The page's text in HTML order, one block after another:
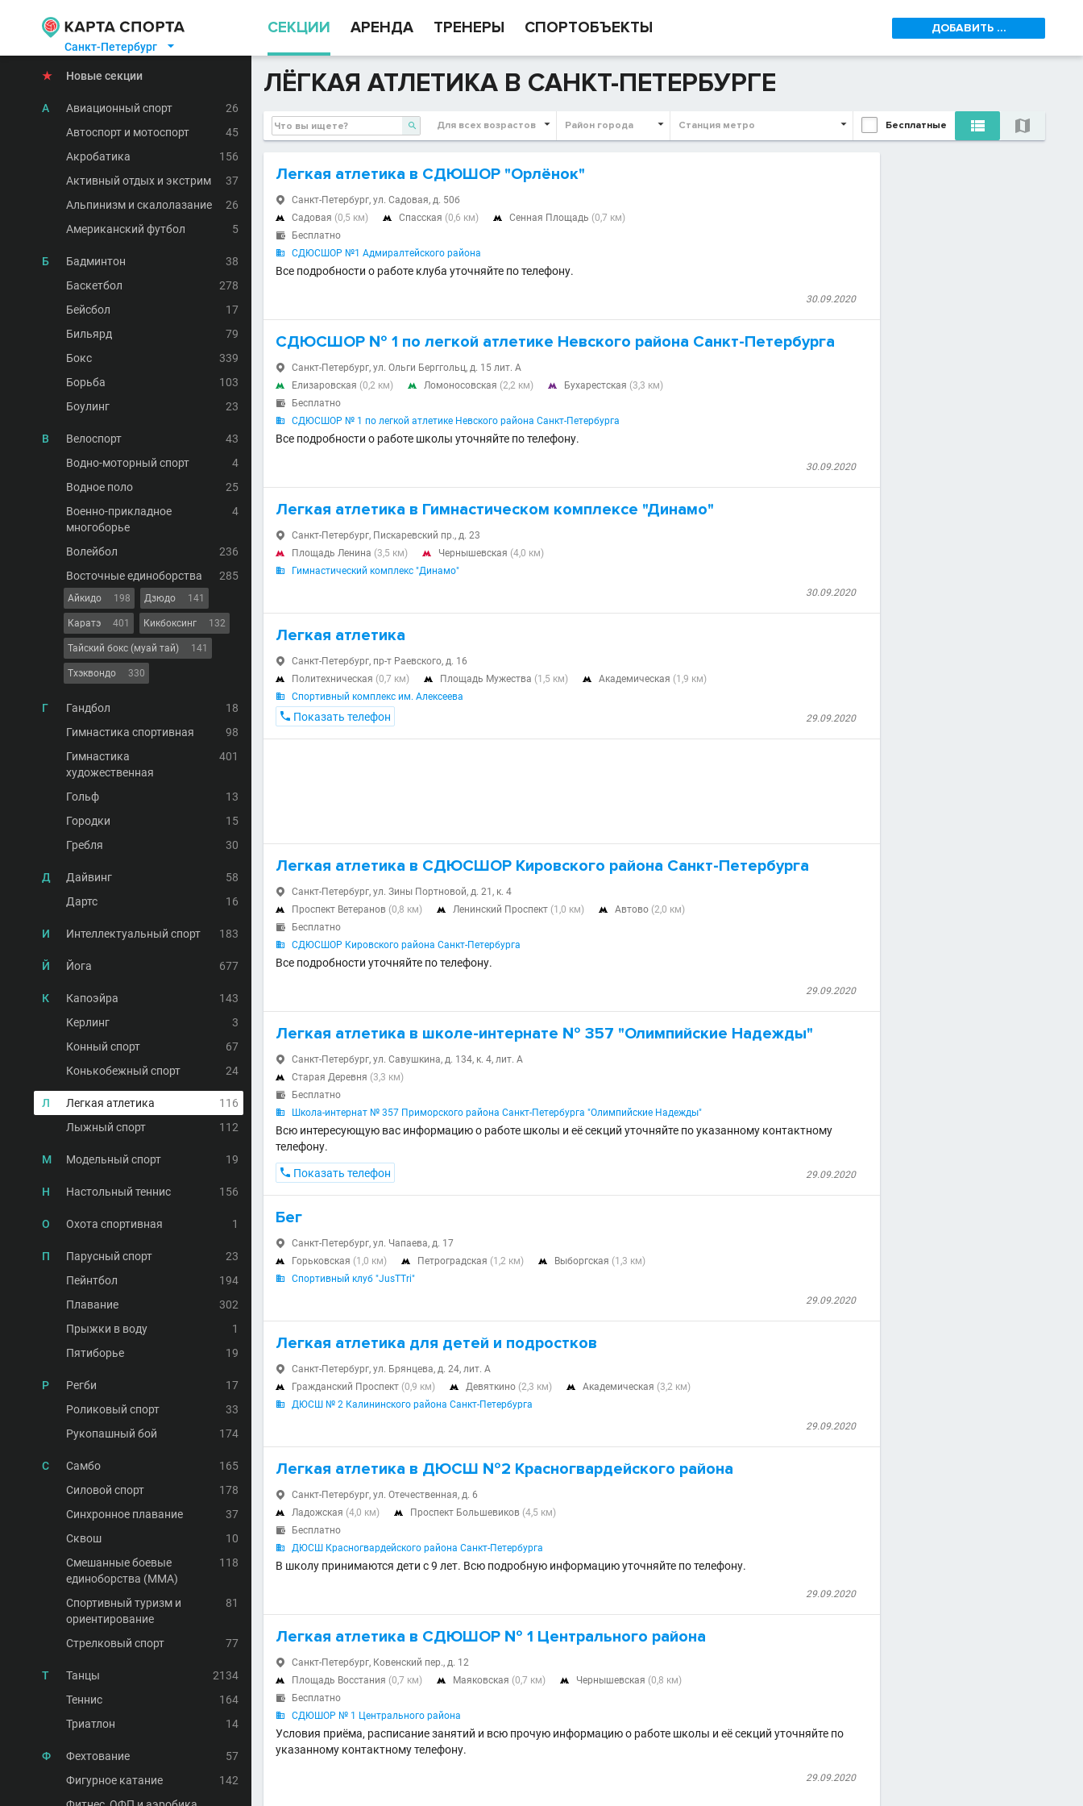
Санкт-Петербург 
СЕКЦИИ АРЕНДА ТРЕНЕРЫ СПОРТОБЪЕКТЫ ДОБАВИТЬ ...
★ Новые секции
А Авиационный спорт
26
Автоспорт и мотоспорт
45
Акробатика
156
Активный отдых и экстрим
37
Альпинизм и скалолазание
26
Американский футбол
5
Б Бадминтон
38
Баскетбол
278
Бейсбол
17
Бильярд
79
Бокс
339
Борьба
103
Боулинг
23
В Велоспорт
43
Водно-моторный спорт
4
Водное поло
25
Военно-прикладное
многоборье
4
Волейбол
236
Восточные единоборства
285
Айкидо 198 Дзюдо 141
Каратэ 401 Кикбоксинг 132
Тайский бокс (муай тай) 141
Тхэквондо 330
Г Гандбол
18
Гимнастика спортивная
98
Гимнастика
художественная
401
Гольф
13
Городки
15
Гребля
30
Д Дайвинг
58
Дартс
16
И Интеллектуальный спорт 183
Й Йога 677
К Капоэйра
143
Керлинг
3
Конный спорт
67
Конькобежный спорт
24
Л Легкая атлетика
116
Лыжный спорт
112
М Модельный спорт 19
Н Настольный теннис 156
О Охота спортивная 1
П Парусный спорт
23
Пейнтбол
194
Плавание
302
Прыжки в воду
1
Пятиборье
19
Р Регби
17
Роликовый спорт
33
Рукопашный бой
174
С Самбо
165
Силовой спорт
178
Синхронное плавание
37
Сквош
10
Смешанные боевые
единоборства (MMA)
118
Спортивный туризм и
ориентирование
81
Стрелковый спорт 77
Т Танцы
2134
Теннис
164
Триатлон
14
Ф Фехтование
57
Фигурное катание
142
ЛЁГКАЯ АТЛЕТИКА В САНКТ-ПЕТЕРБУРГЕ
 Для всех возрастов Район города Станция метро Бесплатные  
Легкая атлетика в СДЮШОР "Орлёнок"
 Санкт-Петербург, ул. Садовая, д. 50б
 Садовая (0,5 км)  Спасская (0,6 км)  Сенная Площадь (0,7 км)
 Бесплатно
 СДЮСШОР №1 Адмиралтейского района
Все подробности о работе клуба уточняйте по телефону.
30.09.2020
СДЮСШОР № 1 по легкой атлетике Невского района Санкт-Петербурга
 Санкт-Петербург, ул. Ольги Берггольц, д. 15 лит. А
 Елизаровская (0,2 км)  Ломоносовская (2,2 км)  Бухарестская (3,3 км)
 Бесплатно
 СДЮСШОР № 1 по легкой атлетике Невского района Санкт-Петербурга
Все подробности о работе школы уточняйте по телефону.
30.09.2020
Легкая атлетика в Гимнастическом комплексе "Динамо"
 Санкт-Петербург, Пискаревский пр., д. 23
 Площадь Ленина (3,5 км)  Чернышевская (4,0 км)

Гимнастический комплекс "Динамо"
30.09.2020
Легкая атлетика
 Санкт-Петербург, пр-т Раевского, д. 16
 Политехническая (0,7 км)  Площадь Мужества (1,5 км)  Академическая (1,9 км)

Спортивный комплекс им. Алексеева
29.09.2020
 Показать телефон
Легкая атлетика в СДЮСШОР Кировского района Санкт-Петербурга
 Санкт-Петербург, ул. Зины Портновой, д. 21, к. 4
 Проспект Ветеранов (0,8 км)  Ленинский Проспект (1,0 км)  Автово (2,0 км)
 Бесплатно
 СДЮСШОР Кировского района Санкт-Петербурга
Все подробности уточняйте по телефону.
29.09.2020
Легкая атлетика в школе-интернате № 357 "Олимпийские Надежды"
 Санкт-Петербург, ул. Савушкина, д. 134, к. 4, лит. А
 Старая Деревня (3,3 км)
 Бесплатно
 Школа-интернат № 357 Приморского района Санкт-Петербурга "Олимпийские Надежды"
Всю интересующую вас информацию о работе школы и её секций уточняйте по указанному контактному
телефону.
29.09.2020
 Показать телефон
Бег
 Санкт-Петербург, ул. Чапаева, д. 17
 Горьковская (1,0 км)  Петроградская (1,2 км)  Выборгская (1,3 км)

Спортивный клуб "JusTTri"
29.09.2020
Легкая атлетика для детей и подростков
 Санкт-Петербург, ул. Брянцева, д. 24, лит. А
 Гражданский Проспект (0,9 км)  Девяткино (2,3 км)  Академическая (3,2 км)

ДЮСШ № 2 Калининского района Санкт-Петербурга
29.09.2020
Легкая атлетика в ДЮСШ №2 Красногвардейского района
 Санкт-Петербург, ул. Отечественная, д. 6
 Ладожская (4,0 км)  Проспект Большевиков (4,5 км)
 Бесплатно
 ДЮСШ Красногвардейского района Санкт-Петербурга
В школу принимаются дети с 9 лет. Всю подробную информацию уточняйте по телефону.
29.09.2020
Легкая атлетика в СДЮШОР № 1 Центрального района
 Санкт-Петербург, Ковенский пер., д. 12
 Площадь Восстания (0,7 км)  Маяковская (0,7 км)  Чернышевская (0,8 км)
 Бесплатно
 СДЮШОР № 1 Центрального района
Условия приёма, расписание занятий и всю прочую информацию о работе школы и её секций уточняйте по
указанному контактному телефону.
29.09.2020